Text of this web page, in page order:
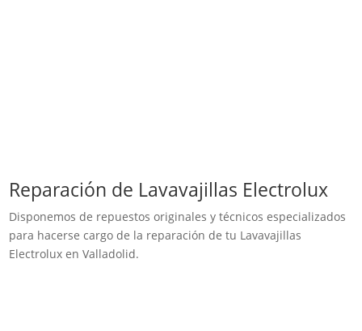
Reparación de Lavavajillas Electrolux
Disponemos de repuestos originales y técnicos especializados
para hacerse cargo de la reparación de tu Lavavajillas
Electrolux en Valladolid.